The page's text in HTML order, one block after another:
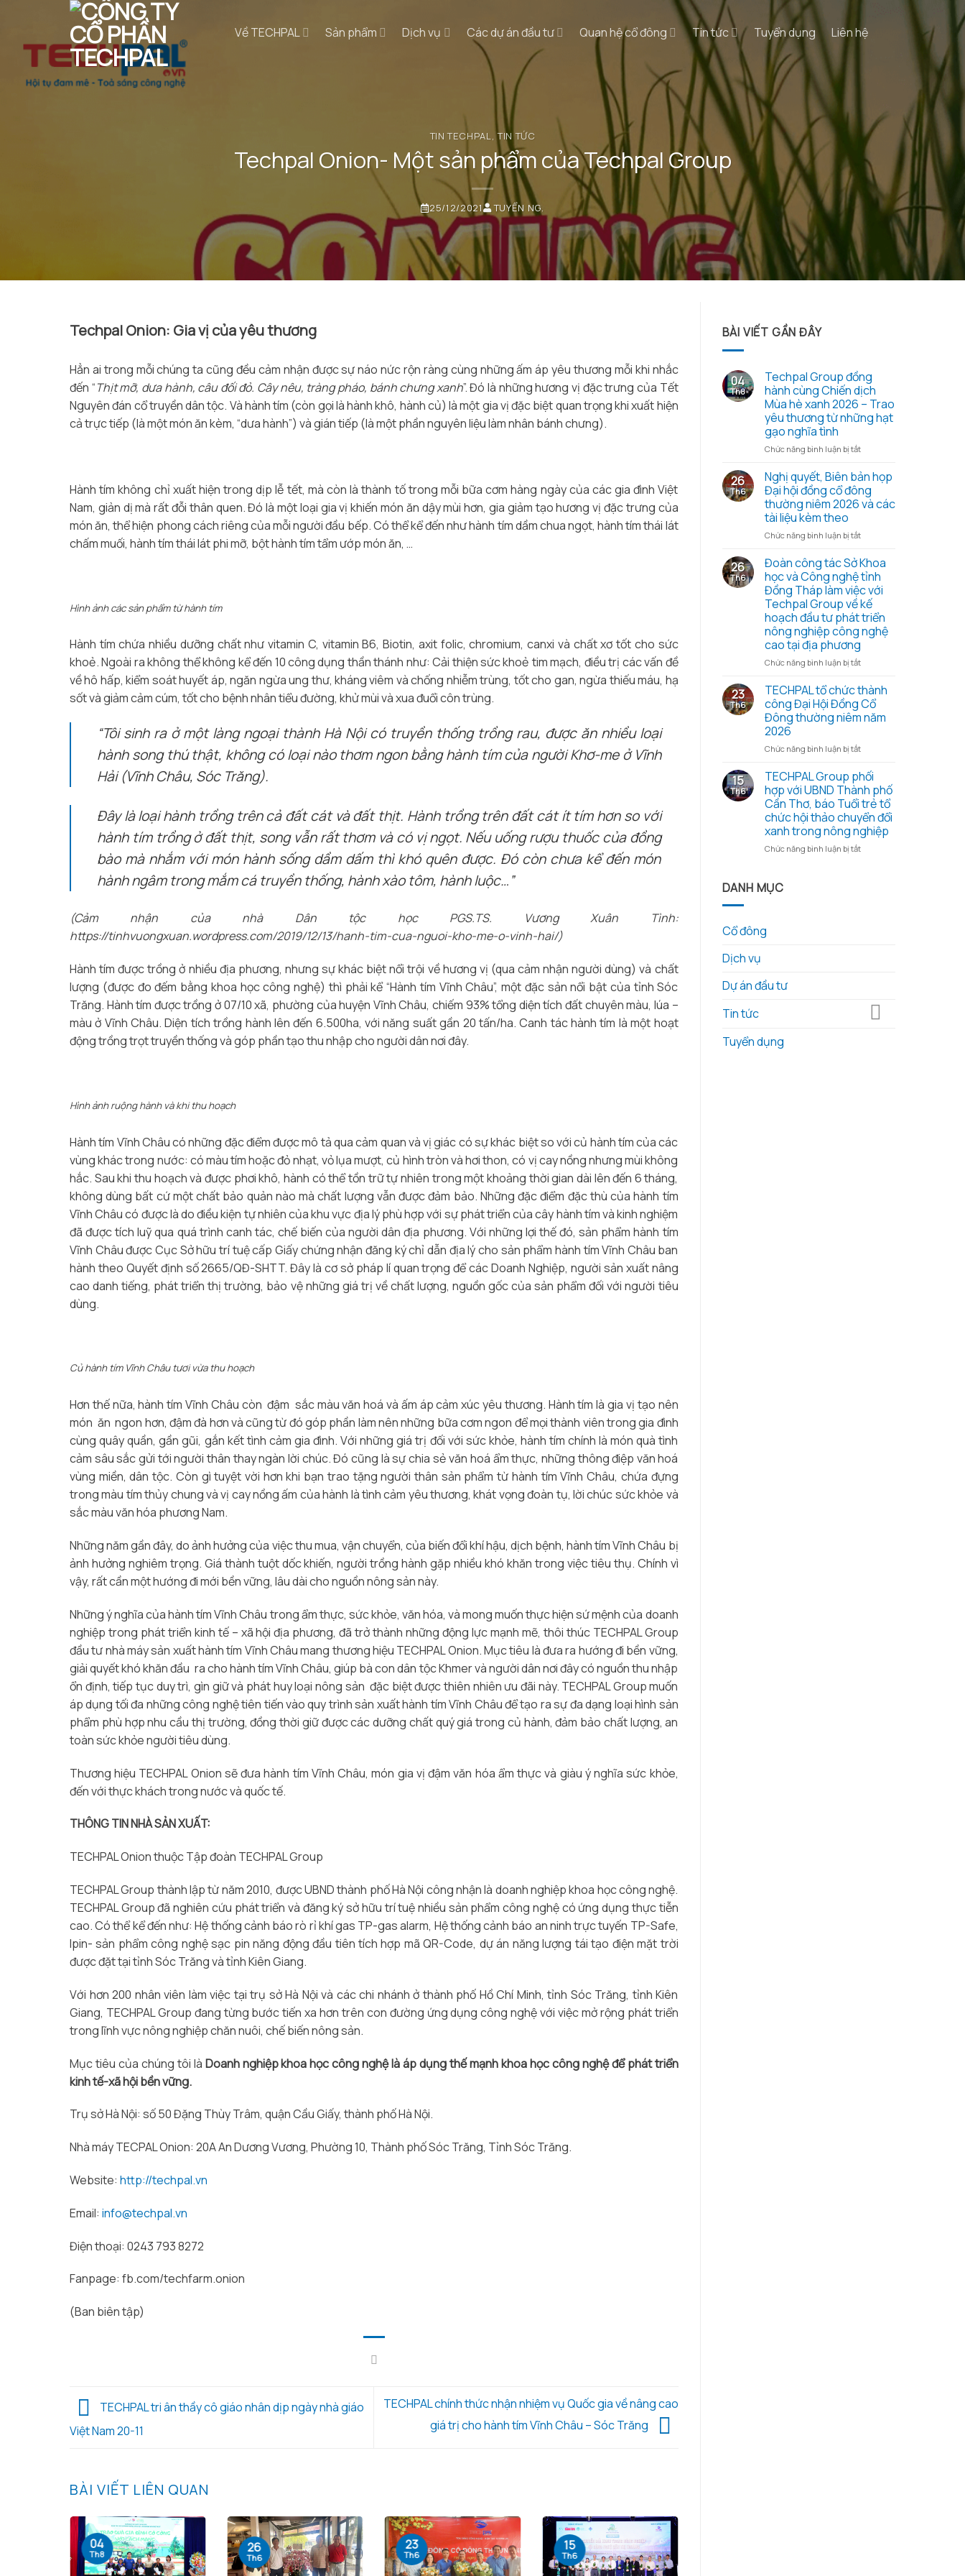
Về TECHPAL Sản phẩm Dịch vụ Các dự án đầu tư Quan hệ cổ đông Tin tức Tuyển dụng Liên hệ
TIN TECHPAL,TIN TỨC
Techpal Onion- Một sản phẩm của Techpal Group
25/12/2021 TUYỂN NG.
Techpal Onion: Gia vị của yêu thương
Hẳn ai trong mỗi chúng ta cũng đều cảm nhận được sự náo nức rộn ràng cùng những ấm áp yêu thương mỗi khi nhắc
đến “Thịt mỡ, dưa hành, câu đối đỏ. Cây nêu, tràng pháo, bánh chưng xanh”. Đó là những hương vị đặc trưng của Tết
Nguyên đán cổ truyền dân tộc. Và hành tím (còn gọi là hành khô, hành củ) là một gia vị đặc biệt quan trọng khi xuất hiện
cả trực tiếp (là một món ăn kèm, “dưa hành”) và gián tiếp (là một phần nguyên liệu làm nhân bánh chưng).
Hành tím không chỉ xuất hiện trong dịp lễ tết, mà còn là thành tố trong mỗi bữa cơm hàng ngày của các gia đình Việt
Nam, giản dị mà rất đỗi thân quen. Đó là một loại gia vị khiến món ăn dậy mùi hơn, gia giảm tạo hương vị đặc trưng của
món ăn, thể hiện phong cách riêng của mỗi người đầu bếp. Có thể kể đến như hành tím dầm chua ngọt, hành tím thái lát
chấm muối, hành tím thái lát phi mỡ, bột hành tím tẩm ướp món ăn, …
Hình ảnh các sản phẩm từ hành tím
Hành tím chứa nhiều dưỡng chất như vitamin C, vitamin B6, Biotin, axit folic, chromium, canxi và chất xơ tốt cho sức
khoẻ. Ngoài ra không thể không kể đến 10 công dụng thần thánh như: Cải thiện sức khoẻ tim mạch, điều trị các vấn đề
về hô hấp, kiểm soát huyết áp, ngăn ngừa ung thư, kháng viêm và chống nhiễm trùng, tốt cho gan, ngừa thiếu máu, hạ
sốt và giảm cảm cúm, tốt cho bệnh nhân tiểu đường, khử mùi và xua đuổi côn trùng.
“Tôi sinh ra ở một làng ngoại thành Hà Nội có truyền thống trồng rau, được ăn nhiều loại
hành song thú thật, không có loại nào thơm ngon bằng hành tím của người Khơ-me ở Vĩnh
Hải (Vĩnh Châu, Sóc Trăng).
Đây là loại hành trồng trên cả đất cát và đất thịt. Hành trồng trên đất cát ít tím hơn so với
hành tím trồng ở đất thịt, song vẫn rất thơm và có vị ngọt. Nếu uống rượu thuốc của đồng
bào mà nhắm với món hành sống dầm dấm thì khó quên được. Đó còn chưa kể đến món
hành ngâm trong mắm cá truyền thống, hành xào tôm, hành luộc…”
(Cảm nhận của nhà Dân tộc học PGS.TS. Vương Xuân Tình:
https://tinhvuongxuan.wordpress.com/2019/12/13/hanh-tim-cua-nguoi-kho-me-o-vinh-hai/)
Hành tím được trồng ở nhiều địa phương, nhưng sự khác biệt nổi trội về hương vị (qua cảm nhận người dùng) và chất
lượng (được đo đếm bằng khoa học công nghệ) thì phải kể “Hành tím Vĩnh Châu”, một đặc sản nổi bật của tỉnh Sóc
Trăng. Hành tím được trồng ở 07/10 xã, phường của huyện Vĩnh Châu, chiếm 93% tổng diện tích đất chuyên màu, lúa –
màu ở Vĩnh Châu. Diện tích trồng hành lên đến 6.500ha, với năng suất gần 20 tấn/ha. Canh tác hành tím là một hoạt
động trồng trọt truyền thống và góp phần tạo thu nhập cho người dân nơi đây.
Hình ảnh ruộng hành và khi thu hoạch
Hành tím Vĩnh Châu có những đặc điểm được mô tả qua cảm quan và vị giác có sự khác biệt so với củ hành tím của các
vùng khác trong nước: có màu tím hoặc đỏ nhạt, vỏ lụa mượt, củ hình tròn và hơi thon, có vị cay nồng nhưng mùi không
hắc. Sau khi thu hoạch và được phơi khô, hành có thể tồn trữ tự nhiên trong một khoảng thời gian dài lên đến 6 tháng,
không dùng bất cứ một chất bảo quản nào mà chất lượng vẫn được đảm bảo. Những đặc điểm đặc thù của hành tím
Vĩnh Châu có được là do điều kiện tự nhiên của khu vực địa lý phù hợp với sự phát triển của cây hành tím và kinh nghiệm
đã được tích luỹ qua quá trình canh tác, chế biến của người dân địa phương. Với những lợi thế đó, sản phẩm hành tím
Vĩnh Châu được Cục Sở hữu trí tuệ cấp Giấy chứng nhận đăng ký chỉ dẫn địa lý cho sản phẩm hành tím Vĩnh Châu ban
hành theo Quyết định số 2665/QĐ-SHTT. Đây là cơ sở pháp lí quan trọng để các Doanh Nghiệp, người sản xuất nâng
cao danh tiếng, phát triển thị trường, bảo vệ những giá trị về chất lượng, nguồn gốc của sản phẩm đối với người tiêu
dùng.
Củ hành tím Vĩnh Châu tươi vừa thu hoạch
Hơn thế nữa, hành tím Vĩnh Châu còn đậm sắc màu văn hoá và ấm áp cảm xúc yêu thương. Hành tím là gia vị tạo nên
món ăn ngon hơn, đậm đà hơn và cũng từ đó góp phần làm nên những bữa cơm ngon để mọi thành viên trong gia đình
cùng quây quần, gần gũi, gắn kết tình cảm gia đình. Với những giá trị đối với sức khỏe, hành tím chính là món quà tình
cảm sâu sắc gửi tới người thân thay ngàn lời chúc. Đó cũng là sự chia sẻ văn hoá ẩm thực, những thông điệp văn hoá
vùng miền, dân tộc. Còn gì tuyệt vời hơn khi bạn trao tặng người thân sản phẩm từ hành tím Vĩnh Châu, chứa đựng
trong màu tím thủy chung và vị cay nồng ấm của hành là tình cảm yêu thương, khát vọng đoàn tụ, lời chúc sức khỏe và
sắc màu văn hóa phương Nam.
Những năm gần đây, do ảnh hưởng của việc thu mua, vận chuyển, của biến đổi khí hậu, dịch bệnh, hành tím Vĩnh Châu bị
ảnh hưởng nghiêm trọng. Giá thành tuột dốc khiến, người trồng hành gặp nhiều khó khăn trong việc tiêu thụ. Chính vì
vậy, rất cần một hướng đi mới bền vững, lâu dài cho nguồn nông sản này.
Những ý nghĩa của hành tím Vĩnh Châu trong ẩm thực, sức khỏe, văn hóa, và mong muốn thực hiện sứ mệnh của doanh
nghiệp trong phát triển kinh tế – xã hội địa phương, đã trở thành những động lực mạnh mẽ, thôi thúc TECHPAL Group
đầu tư nhà máy sản xuất hành tím Vĩnh Châu mang thương hiệu TECHPAL Onion. Mục tiêu là đưa ra hướng đi bền vững,
giải quyết khó khăn đầu ra cho hành tím Vĩnh Châu, giúp bà con dân tộc Khmer và người dân nơi đây có nguồn thu nhập
ổn định, tiếp tục duy trì, gìn giữ và phát huy loại nông sản đặc biệt được thiên nhiên ưu đãi này. TECHPAL Group muốn
áp dụng tối đa những công nghệ tiên tiến vào quy trình sản xuất hành tím Vĩnh Châu để tạo ra sự đa dạng loại hình sản
phẩm phù hợp nhu cầu thị trường, đồng thời giữ được các dưỡng chất quý giá trong củ hành, đảm bảo chất lượng, an
toàn sức khỏe người tiêu dùng.
Thương hiệu TECHPAL Onion sẽ đưa hành tím Vĩnh Châu, món gia vị đậm văn hóa ẩm thực và giàu ý nghĩa sức khỏe,
đến với thực khách trong nước và quốc tế.
THÔNG TIN NHÀ SẢN XUẤT:
TECHPAL Onion thuộc Tập đoàn TECHPAL Group
TECHPAL Group thành lập từ năm 2010, được UBND thành phố Hà Nội công nhận là doanh nghiệp khoa học công nghệ.
TECHPAL Group đã nghiên cứu phát triển và đăng ký sở hữu trí tuệ nhiều sản phẩm công nghệ có ứng dụng thực tiễn
cao. Có thể kể đến như: Hệ thống cảnh báo rò rỉ khí gas TP-gas alarm, Hệ thống cảnh báo an ninh trực tuyến TP-Safe,
Ipin- sản phẩm công nghệ sạc pin năng động đầu tiên tích hợp mã QR-Code, dự án năng lượng tái tạo điện mặt trời
được đặt tại tỉnh Sóc Trăng và tỉnh Kiên Giang.
Với hơn 200 nhân viên làm việc tại trụ sở Hà Nội và các chi nhánh ở thành phố Hồ Chí Minh, tỉnh Sóc Trăng, tỉnh Kiên
Giang, TECHPAL Group đang từng bước tiến xa hơn trên con đường ứng dụng công nghệ với việc mở rộng phát triển
trong lĩnh vực nông nghiệp chăn nuôi, chế biến nông sản.
Mục tiêu của chúng tôi là Doanh nghiệp khoa học công nghệ là áp dụng thế mạnh khoa học công nghệ để phát triển
kinh tế-xã hội bền vững.
Trụ sở Hà Nội: số 50 Đặng Thùy Trâm, quận Cầu Giấy, thành phố Hà Nội.
Nhà máy TECPAL Onion: 20A An Dương Vương, Phường 10, Thành phố Sóc Trăng, Tỉnh Sóc Trăng.
Website: http://techpal.vn
Email: info@techpal.vn
Điện thoại: 0243 793 8272
Fanpage: fb.com/techfarm.onion
(Ban biên tập)
TECHPAL tri ân thầy cô giáo nhân dịp ngày nhà giáo
Việt Nam 20-11
TECHPAL chính thức nhận nhiệm vụ Quốc gia về nâng cao
giá trị cho hành tím Vĩnh Châu – Sóc Trăng
BÀI VIẾT LIÊN QUAN
04
Th8 26
Th6
23
Th6
15
Th6
BÀI VIẾT GẦN ĐÂY
04
Th8
Techpal Group đồng
hành cùng Chiến dịch
Mùa hè xanh 2026 – Trao
yêu thương từ những hạt
gạo nghĩa tình
Chức năng bình luận bị tắtở
Group
đồng
hành
cùng
dịch
hè
xanh
2026
–
Trao
yêu
thương
từ
hạt
nghĩa
tình
26
Th6
Nghị quyết, Biên bản họp
Đại hội đồng cổ đông
thường niêm 2026 và các
tài liệu kèm theo
Chức năng bình luận bị tắtở
quyết,
Biên
bản
họp
Đại
hội
đồng
cổ
thường
2026
và
các
kèm
26
Th6
Đoàn công tác Sở Khoa
học và Công nghệ tỉnh
Đồng Tháp làm việc với
Techpal Group về kế
hoạch đầu tư phát triển
nông nghiệp công nghệ
cao tại địa phương
Chức năng bình luận bị tắtở
công
tác
Sở
Khoa
và
nghệ
tỉnh
Đồng
Tháp
làm
việc
nghệ
23
Th6
TECHPAL tổ chức thành
công Đại Hội Đồng Cổ
Đông thường niêm năm
2026
Chức năng bình luận bị tắtở
tổ
chức
thành
công
Đại
Hội
Đồng
15
Th6
TECHPAL Group phối
hợp với UBND Thành phố
Cần Thơ, báo Tuổi trẻ tổ
chức hội thảo chuyển đổi
xanh trong nông nghiệp
Chức năng bình luận bị tắtở
DANH MỤC
Cổ đông
Dịch vụ
Dự án đầu tư
Tin tức
Tuyển dụng